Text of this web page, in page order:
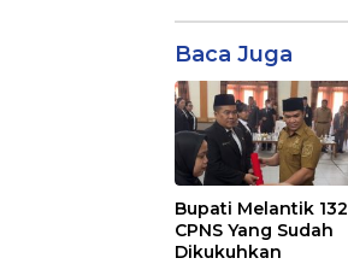
Baca Juga
Bupati Melantik 132
CPNS Yang Sudah
Dikukuhkan